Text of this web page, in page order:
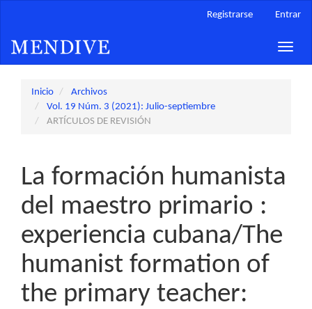
principal
Barra
Registrarse Entrar
Toggle
Inicio
Archivos
Vol. 19 Núm. 3 (2021): Julio-septiembre
ARTÍCULOS DE REVISIÓN
La formación humanista
del maestro primario :
experiencia cubana/The
humanist formation of
the primary teacher: